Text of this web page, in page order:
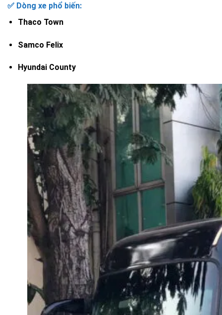
✅ Dòng xe phổ biến:
Thaco Town
Samco Felix
Hyundai County